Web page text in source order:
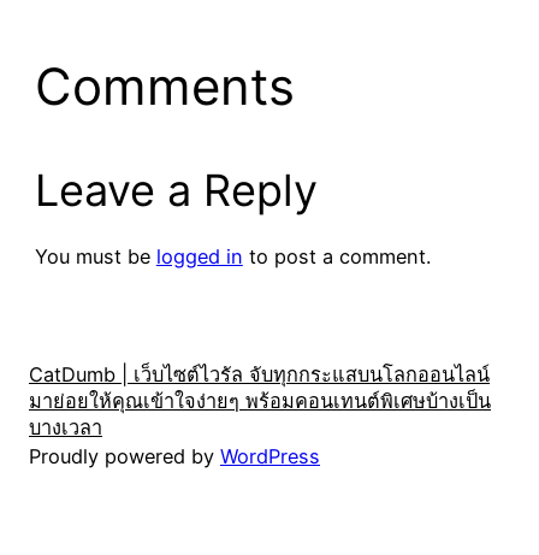
Comments
Leave a Reply
You must be logged in to post a comment.
CatDumb | เว็บไซต์ไวรัล จับทุกกระแสบนโลกออนไลน์
มาย่อยให้คุณเข้าใจง่ายๆ พร้อมคอนเทนต์พิเศษบ้างเป็น
บางเวลา
Proudly powered by WordPress